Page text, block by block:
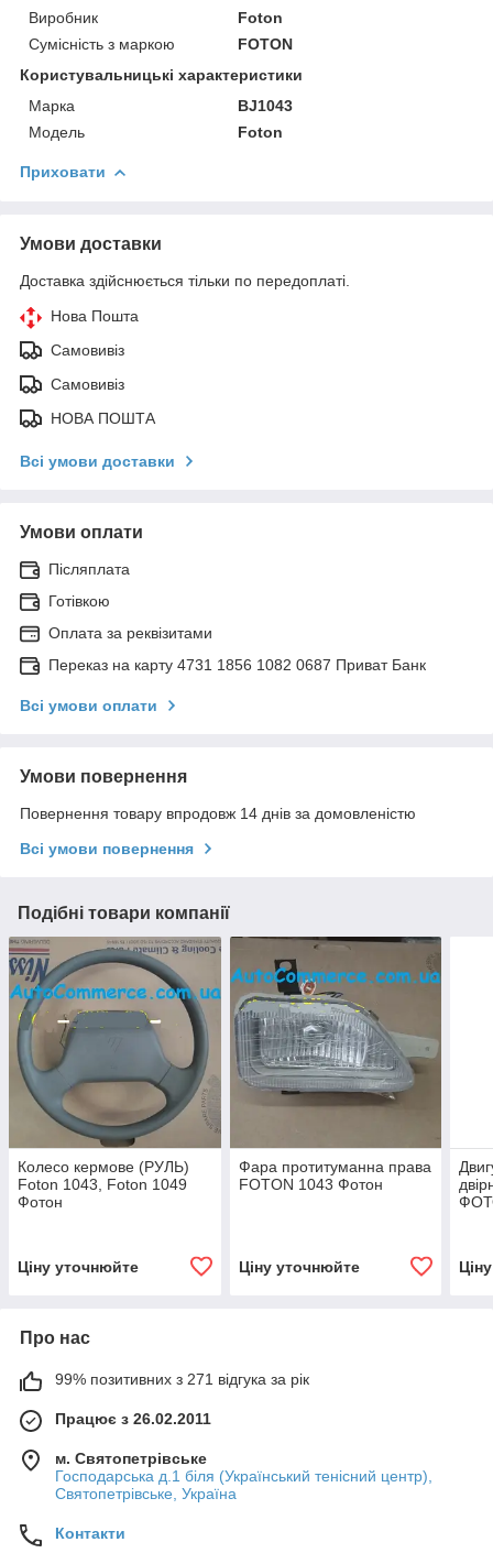
Виробник
Foton
Сумісність з маркою
FOTON
Користувальницькі характеристики
Марка
BJ1043
Модель
Foton
Приховати
Умови доставки
Доставка здійснюється тільки по передоплаті.
Нова Пошта
Самовивіз
Самовивіз
НОВА ПОШТА
Всі умови доставки
Умови оплати
Післяплата
Готівкою
Оплата за реквізитами
Переказ на карту 4731 1856 1082 0687 Приват Банк
Всі умови оплати
Умови повернення
Повернення товару впродовж 14 днів за домовленістю
Всі умови повернення
Подібні товари компанії
Колесо кермове (РУЛЬ)
Foton 1043, Foton 1049
Фотон
Ціну уточнюйте
Фара протитуманна права
FOTON 1043 Фотон
Ціну уточнюйте
Про нас
99% позитивних з 271 відгука за рік
Працює з 26.02.2011
м. Святопетрівське
Господарська д.1 біля (Український тенісний центр),
Святопетрівське, Україна
Контакти